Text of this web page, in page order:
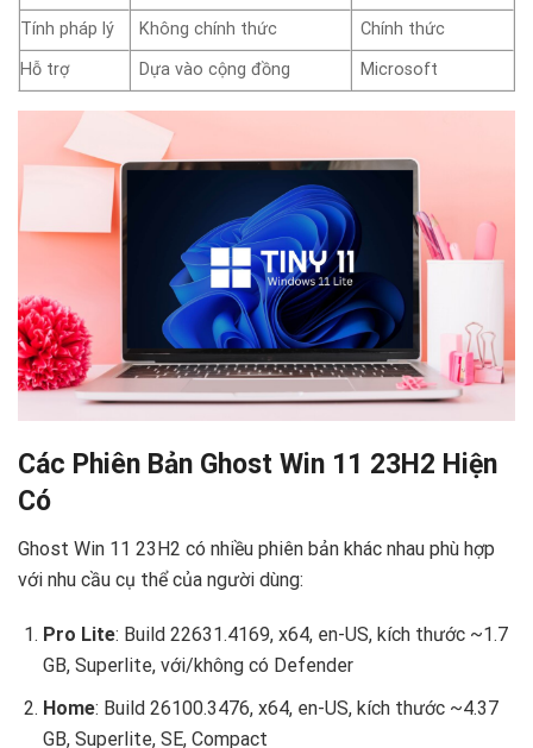
Tính pháp lý Không chính thức
Chính thức
Hỗ trợ
Dựa vào cộng đồng Microsoft
Các Phiên Bản Ghost Win 11 23H2 Hiện
Có
Ghost Win 11 23H2 có nhiều phiên bản khác nhau phù hợp
với nhu cầu cụ thể của người dùng:
Pro Lite: Build 22631.4169, x64, en-US, kích thước ~1.7
GB, Superlite, với/không có Defender
Home: Build 26100.3476, x64, en-US, kích thước ~4.37
GB, Superlite, SE, Compact